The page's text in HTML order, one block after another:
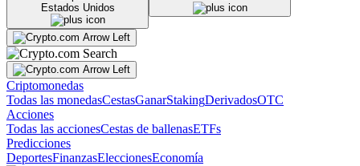
Estados Unidos
Criptomonedas
Todas las monedasCestasGanarStakingDerivadosOTC
Acciones
Todas las accionesCestas de ballenasETFs
Predicciones
DeportesFinanzasEleccionesEconomía